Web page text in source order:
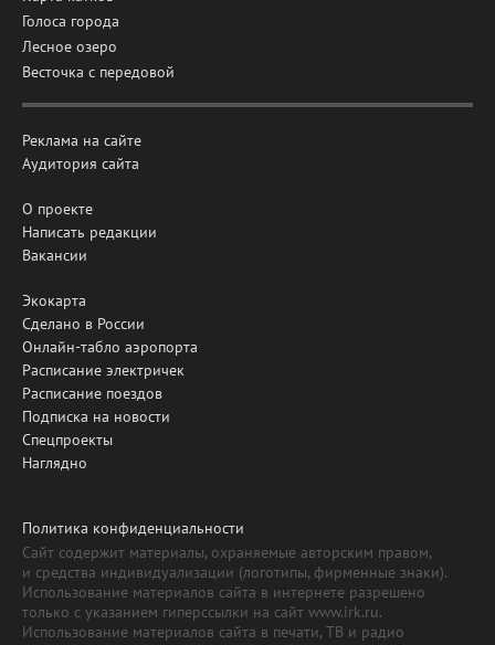
Голоса города
Лесное озеро
Весточка с передовой
Реклама на сайте
Аудитория сайта
О проекте
Написать редакции
Вакансии
Экокарта
Сделано в России
Онлайн-табло аэропорта
Расписание электричек
Расписание поездов
Подписка на новости
Спецпроекты
Наглядно
Политика конфиденциальности
Сайт содержит материалы, охраняемые авторским правом,
и средства индивидуализации (логотипы, фирменные знаки).
Использование материалов сайта в интернете разрешено
только с указанием гиперссылки на сайт www.irk.ru.
Использование материалов сайта в печати, ТВ и радио